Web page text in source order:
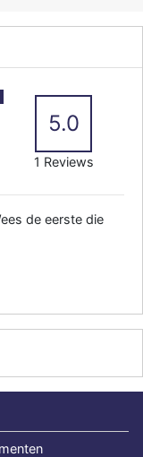
5.0
1 Reviews
de eerste die